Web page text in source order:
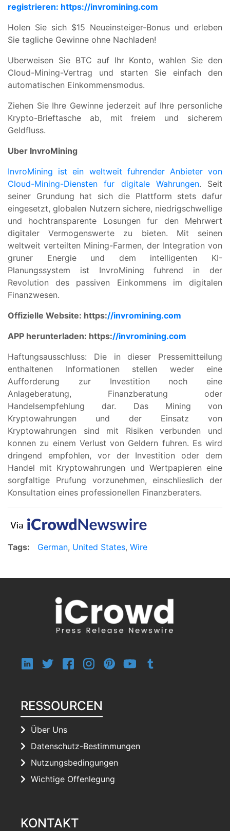
registrieren: https://invromining.com
Holen Sie sich $15 Neueinsteiger-Bonus und erleben
Sie tagliche Gewinne ohne Nachladen!
Uberweisen Sie BTC auf Ihr Konto, wahlen Sie den
Cloud-Mining-Vertrag und starten Sie einfach den
automatischen Einkommensmodus.
Ziehen Sie Ihre Gewinne jederzeit auf Ihre personliche
Krypto-Brieftasche ab, mit freiem und sicherem
Geldfluss.
Uber InvroMining
InvroMining ist ein weltweit fuhrender Anbieter von
Cloud-Mining-Diensten fur digitale Wahrungen. Seit
seiner Grundung hat sich die Plattform stets dafur
eingesetzt, globalen Nutzern sichere, niedrigschwellige
und hochtransparente Losungen fur den Mehrwert
digitaler Vermogenswerte zu bieten. Mit seinen
weltweit verteilten Mining-Farmen, der Integration von
gruner Energie und dem intelligenten KI-
Planungssystem ist InvroMining fuhrend in der
Revolution des passiven Einkommens im digitalen
Finanzwesen.
Offizielle Website: https://invromining.com
APP herunterladen: https://invromining.com
Haftungsausschluss: Die in dieser Pressemitteilung
enthaltenen Informationen stellen weder eine
Aufforderung zur Investition noch eine
Anlageberatung, Finanzberatung oder
Handelsempfehlung dar. Das Mining von
Kryptowahrungen und der Einsatz von
Kryptowahrungen sind mit Risiken verbunden und
konnen zu einem Verlust von Geldern fuhren. Es wird
dringend empfohlen, vor der Investition oder dem
Handel mit Kryptowahrungen und Wertpapieren eine
sorgfaltige Prufung vorzunehmen, einschlieslich der
Konsultation eines professionellen Finanzberaters.
Tags: German, United States, Wire
RESSOURCEN
Über Uns
Datenschutz-Bestimmungen
Nutzungsbedingungen
Wichtige Offenlegung
KONTAKT